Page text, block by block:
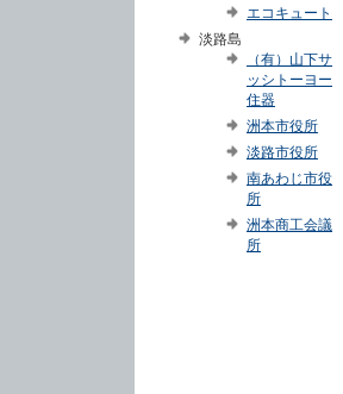
エコキュート
淡路島
（有）山下サ
ッシトーヨー
住器
洲本市役所
淡路市役所
南あわじ市役
所
洲本商工会議
所